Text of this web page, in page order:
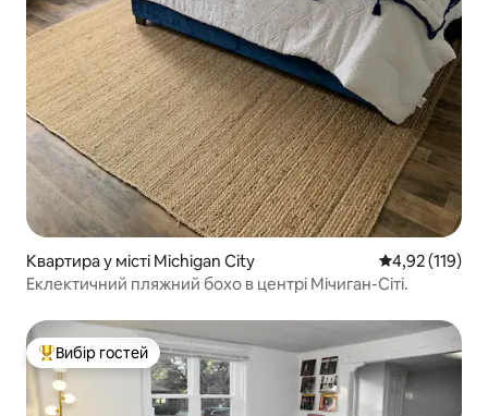
Квартира у місті Michigan City Середня
4,92 (119)
Еклектичний пляжний бохо в центрі Мічиган-Сіті.
Топ вибір гостей
Вибір гостей